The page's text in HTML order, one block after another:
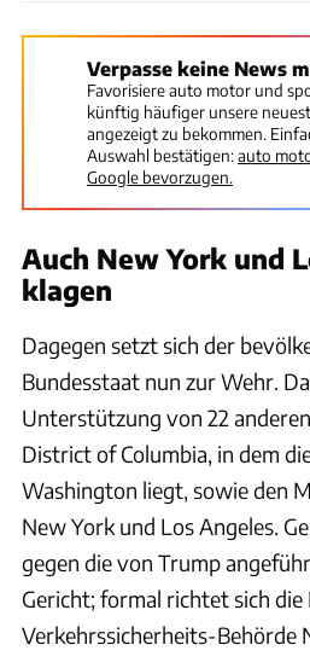
Verpasse keine News
Favorisiere auto motor und
künftig häufiger unsere
angezeigt zu bekommen.
Auswahl bestätigen:auto
Google bevorzugen.
Auch New York und
klagen
Dagegen setzt sich der
Bundesstaat nun zur Wehr.
Unterstützung von 22
District of Columbia, in dem
Washington liegt, sowie den
New York und Los Angeles.
gegen die von Trump
Gericht; formal richtet sich die
Verkehrssicherheits-Behörde